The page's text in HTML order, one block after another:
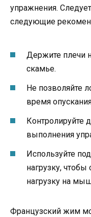
упражнения.
следующие
Держите плечи
скамье.
Не позволяйте
время
Контролируйте
выполнения
Используйте
нагрузку,
нагрузку на
Французский жим